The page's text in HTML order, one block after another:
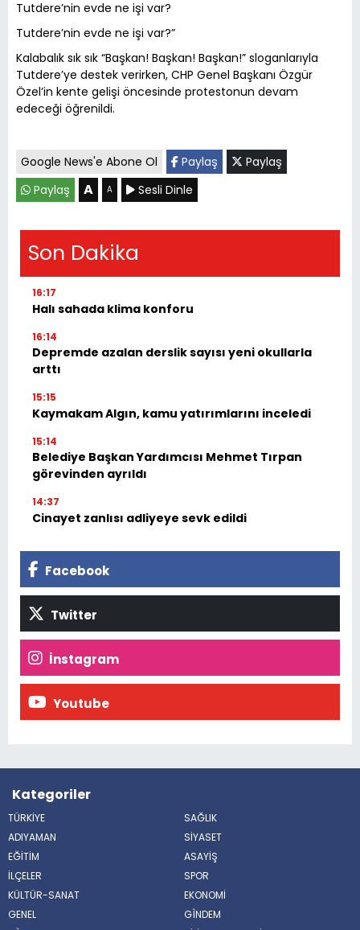
Tutdere’nin evde ne işi var?
Tutdere’nin evde ne işi var?”
Kalabalık sık sık “Başkan! Başkan! Başkan!” sloganlarıyla
Tutdere’ye destek verirken, CHP Genel Başkanı Özgür
Özel’in kente gelişi öncesinde protestonun devam
edeceği öğrenildi.
Google News'e Abone Ol Paylaş
Paylaş
Paylaş
A A Sesli Dinle
Son Dakika
16:17
Halı sahada klima konforu
16:14
Depremde azalan derslik sayısı yeni okullarla
arttı
15:15
Kaymakam Algın, kamu yatırımlarını inceledi
15:14
Belediye Başkan Yardımcısı Mehmet Tırpan
görevinden ayrıldı
14:37
Cinayet zanlısı adliyeye sevk edildi
Facebook
Twitter
İnstagram
Youtube
Kategoriler
TÜRKİYE
SAĞLIK
ADIYAMAN
SİYASET
EĞİTİM
ASAYİŞ
İLÇELER
SPOR
KÜLTÜR-SANAT
EKONOMİ
GENEL
GÌNDEM